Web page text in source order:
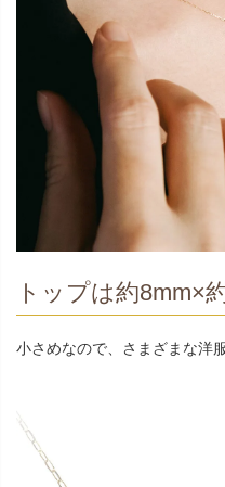
トップは約8mm×
小さめなので、さまざまな洋